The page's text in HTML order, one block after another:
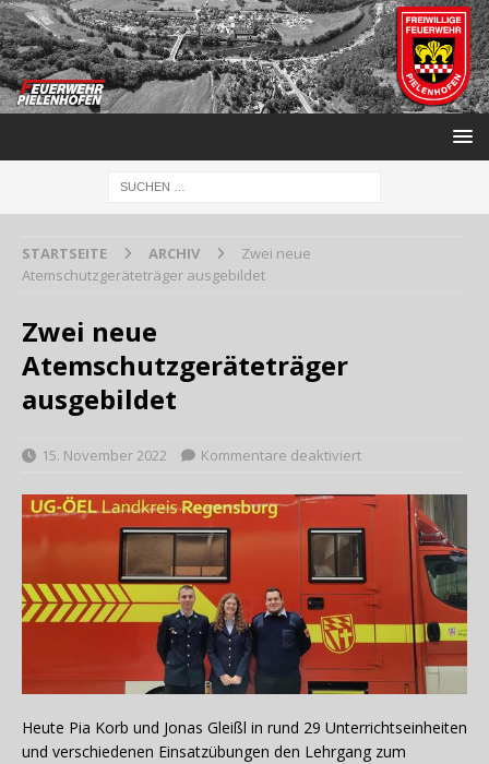
STARTSEITE ARCHIV
Zwei neue
Atemschutzgeräteträger ausgebildet
Zwei neue
Atemschutzgeräteträger
ausgebildet
15. November 2022 Kommentare deaktiviert
Heute Pia Korb und Jonas Gleißl in rund 29 Unterrichtseinheiten
und verschiedenen Einsatzübungen den Lehrgang zum